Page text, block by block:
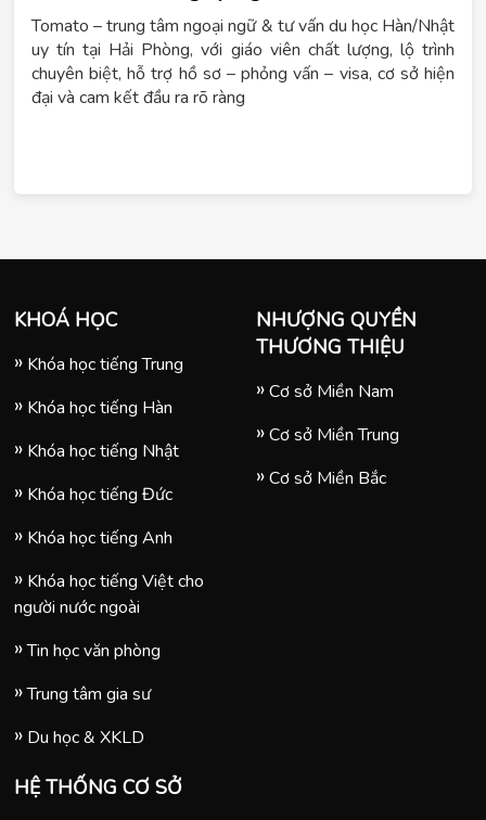
Tomato – trung tâm ngoại ngữ & tư vấn du học Hàn/Nhật
uy tín tại Hải Phòng, với giáo viên chất lượng, lộ trình
chuyên biệt, hỗ trợ hồ sơ – phỏng vấn – visa, cơ sở hiện
đại và cam kết đầu ra rõ ràng
KHOÁ HỌC
Khóa học tiếng Trung
Khóa học tiếng Hàn
Khóa học tiếng Nhật
Khóa học tiếng Đức
Khóa học tiếng Anh
Khóa học tiếng Việt cho
người nước ngoài
Tin học văn phòng
Trung tâm gia sư
Du học & XKLD
NHƯỢNG QUYỀN
THƯƠNG THIỆU
Cơ sở Miền Nam
Cơ sở Miền Trung
Cơ sở Miền Bắc
HỆ THỐNG CƠ SỞ